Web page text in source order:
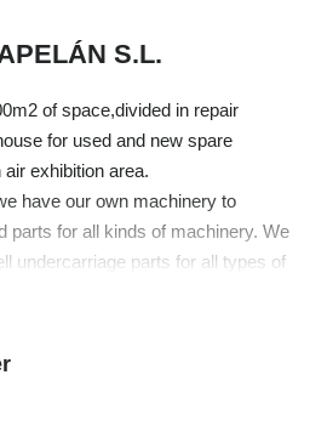
S.L.
of space,divided in repair
for used and new spare
exhibition area.
have our own machinery to
parts for all kinds of machinery. We
undercarriage parts for all types of
chains, rollers, idlers,